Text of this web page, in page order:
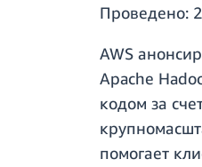
Проведено:
AWS
Apache
кодом за
помогает